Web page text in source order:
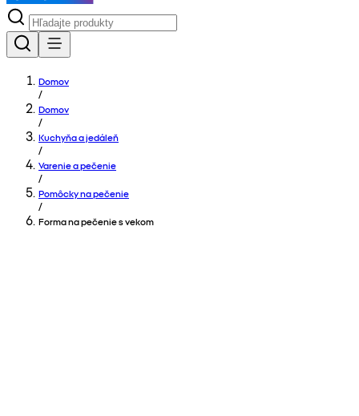
Domov
/
Domov
/
Kuchyňa a jedáleň
/
Varenie a pečenie
/
Pomôcky na pečenie
/
Forma na pečenie s vekom